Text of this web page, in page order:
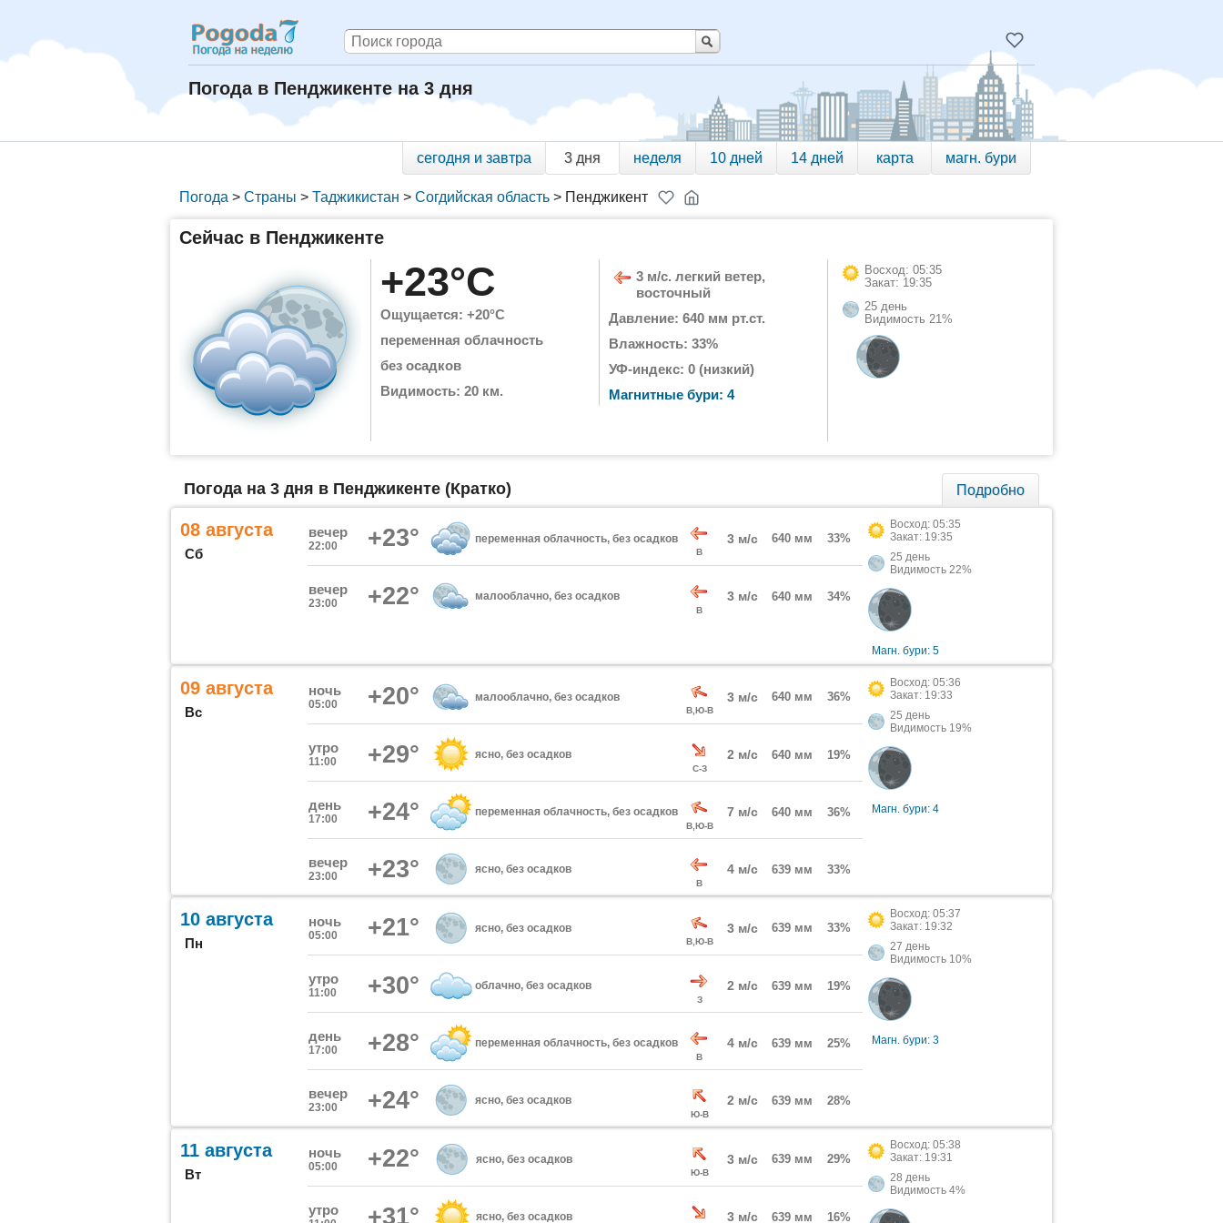
Погода в Пенджикенте на 3 дня
сегодня и завтра 3 дня неделя 10 дней 14 дней карта магн. бури
Погода > Страны > Таджикистан > Согдийская область > Пенджикент
Сейчас в Пенджикенте
+23°C
Ощущается: +20°C
переменная облачность
без осадков
Видимость: 20 км.
3 м/с. легкий ветер,
восточный
Давление: 640 мм рт.ст.
Влажность: 33%
УФ-индекс: 0 (низкий)
Магнитные бури: 4
Восход: 05:35
Закат: 19:35
25 день
Видимость 21%
Погода на 3 дня в Пенджикенте (Кратко) Подробно
08 августа
Сб
вечер
22:00 +23° переменная облачность, без осадков
В
3 м/с 640 мм 33%
вечер
23:00 +22° малооблачно, без осадков
В
3 м/с 640 мм 34%
Восход: 05:35
Закат: 19:35
25 день
Видимость 22%
Магн. бури: 5
09 августа
Вс
ночь
05:00 +20° малооблачно, без осадков
В,Ю-В
3 м/с 640 мм 36%
утро
11:00 +29° ясно, без осадков
С-З
2 м/с 640 мм 19%
день
17:00 +24° переменная облачность, без осадков
В,Ю-В
7 м/с 640 мм 36%
вечер
23:00 +23° ясно, без осадков
В
4 м/с 639 мм 33%
Восход: 05:36
Закат: 19:33
25 день
Видимость 19%
Магн. бури: 4
10 августа
Пн
ночь
05:00 +21° ясно, без осадков
В,Ю-В
3 м/с 639 мм 33%
утро
11:00 +30° облачно, без осадков
З
2 м/с 639 мм 19%
день
17:00 +28° переменная облачность, без осадков
В
4 м/с 639 мм 25%
вечер
23:00 +24° ясно, без осадков
Ю-В
2 м/с 639 мм 28%
Восход: 05:37
Закат: 19:32
27 день
Видимость 10%
Магн. бури: 3
11 августа
Вт
ночь
05:00 +22° ясно, без осадков
Ю-В
3 м/с 639 мм 29%
утро +31° ясно, без осадков 3 м/с 639 мм 16%
Восход: 05:38
Закат: 19:31
28 день
Видимость 4%